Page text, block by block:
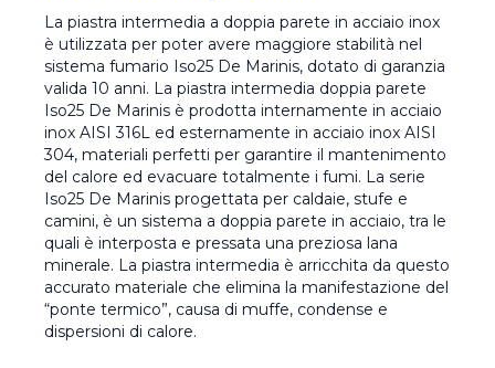
La piastra intermedia a doppia parete in acciaio inox
è utilizzata per poter avere maggiore stabilità nel
sistema fumario Iso25 De Marinis, dotato di garanzia
valida 10 anni. La piastra intermedia doppia parete
Iso25 De Marinis è prodotta internamente in acciaio
inox AISI 316L ed esternamente in acciaio inox AISI
304, materiali perfetti per garantire il mantenimento
del calore ed evacuare totalmente i fumi. La serie
Iso25 De Marinis progettata per caldaie, stufe e
camini, è un sistema a doppia parete in acciaio, tra le
quali è interposta e pressata una preziosa lana
minerale. La piastra intermedia è arricchita da questo
accurato materiale che elimina la manifestazione del
“ponte termico”, causa di muffe, condense e
dispersioni di calore.